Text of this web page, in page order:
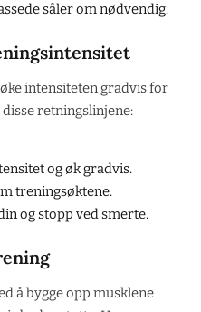
såler om nødvendig.
intensiteten gradvis for
retningslinjene:
og øk gradvis.
treningsøktene.
og stopp ved smerte.
å bygge opp musklene